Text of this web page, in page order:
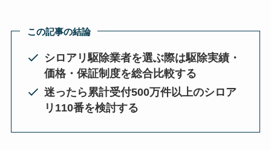
この記事の結論
シロアリ駆除業者を選ぶ際は駆除実績・
価格・保証制度を総合比較する
迷ったら累計受付500万件以上のシロア
リ110番を検討する